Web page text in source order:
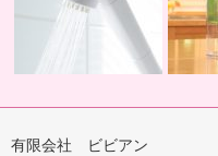
有限会社 ビビアン